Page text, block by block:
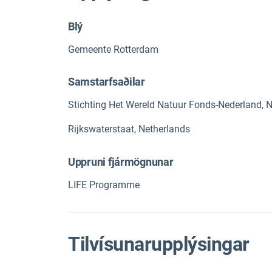
Blý
Gemeente Rotterdam
Samstarfsaðilar
Stichting Het Wereld Natuur Fonds-Nederland,
Rijkswaterstaat, Netherlands
Uppruni fjármögnunar
LIFE Programme
Tilvísunarupplýsingar